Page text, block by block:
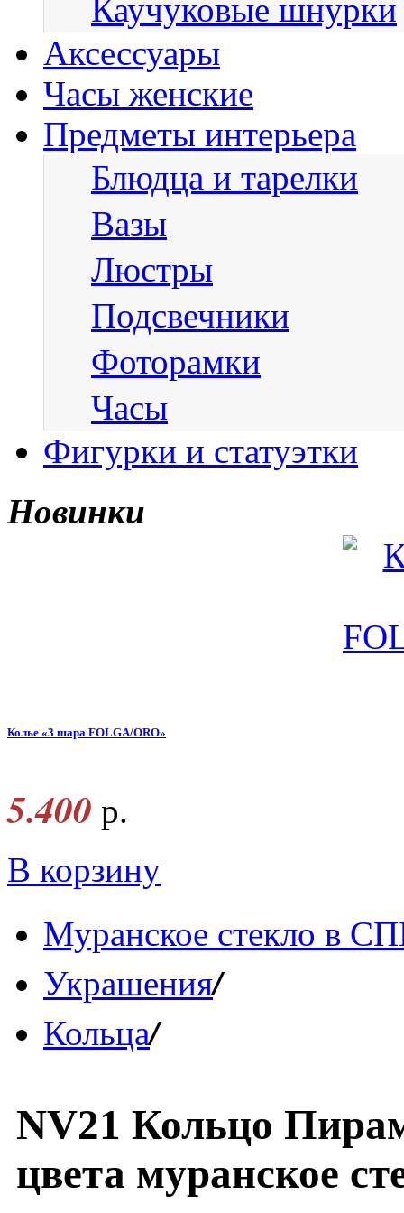
Каучуковые шнурки
Аксессуары
Часы женские
Предметы интерьера
Блюдца и тарелки
Вазы
Люстры
Подсвечники
Фоторамки
Часы
Фигурки и статуэтки
Новинки
Колье «3 шара FOLGA/ORO»
5.400 р.
В корзину
Муранское стекло в
Украшения/
Кольца/
NV21 Кольцо
цвета муранское